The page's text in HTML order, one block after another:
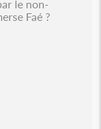
le non-
Faé ?